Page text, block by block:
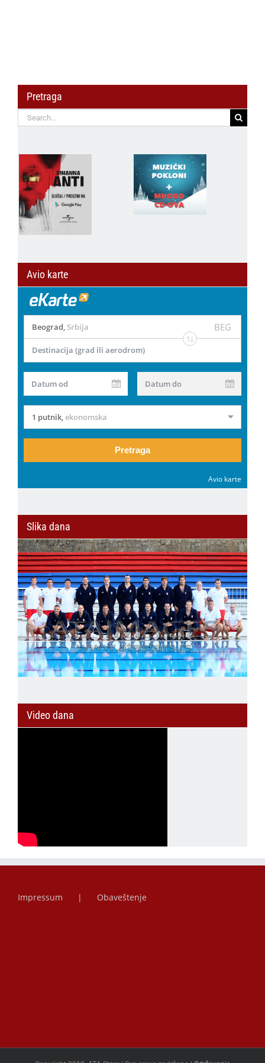
Pretraga
Search
for:
Avio karte
Beograd, Srbija BEG
Destinacija (grad ili aerodrom)
Datum od Datum do
1 putnik,ekonomska
Pretraga
Avio karte
Slika dana
Video dana
Impressum Obaveštenje